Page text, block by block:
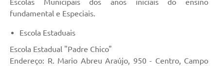
Escolas Municipais dos anos iniciais do ensino
fundamental e Especiais.
Escola Estaduais
Escola Estadual "Padre Chico"
Endereço: R. Mario Abreu Araújo, 950 - Centro, Campo